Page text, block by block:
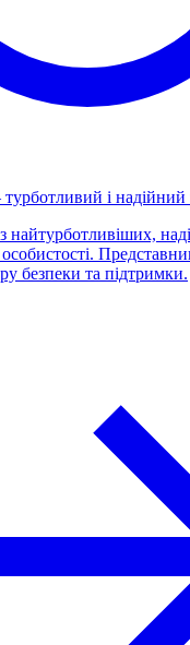
і надійний
безпеки та підтримки.